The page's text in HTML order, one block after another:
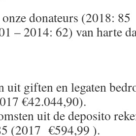
donateurs (2018:
– 2014: 62) van harte
uit giften en legaten
€42.044,90).
uit de deposito
(2017 €594,99 ).